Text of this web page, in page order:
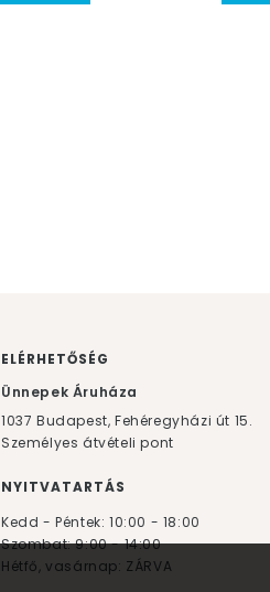
ELÉRHETŐSÉG
Ünnepek Áruháza
1037 Budapest, Fehéregyházi út 15.
Személyes átvételi pont
NYITVATARTÁS
Kedd - Péntek: 10:00 - 18:00
Szombat: 9:00 - 14:00
Hétfő, vasárnap: ZÁRVA